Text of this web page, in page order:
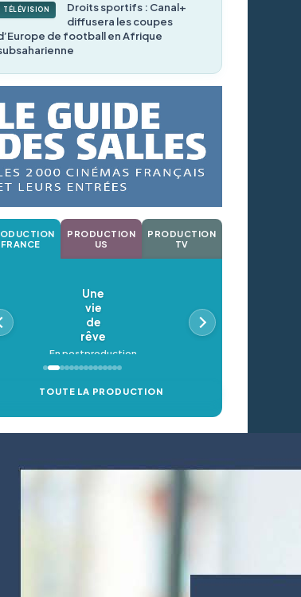
TÉLÉVISION
Droits sportifs : Canal+
diffusera les coupes
de football en Afrique
FRANCE
PRODUCTION
US
PRODUCTION
TV
Une
vie
de
rêve
En postproduction
TOUTE LA PRODUCTION